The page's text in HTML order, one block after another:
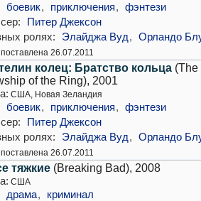
боевик, приключения, фэнтези
Питер Джексон
ролях:
Элайджа Вуд, Орландо
26.07.2011
колец: Братство кольца (The
of the Ring), 2001
США, Новая Зеландия
боевик, приключения, фэнтези
Питер Джексон
ролях:
Элайджа Вуд, Орландо
26.07.2011
тяжкие (Breaking Bad), 2008
США
драма,
криминал